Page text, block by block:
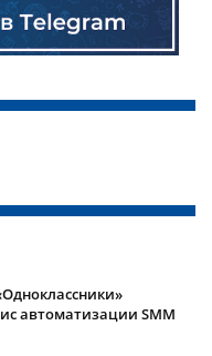
автоматизации SMM